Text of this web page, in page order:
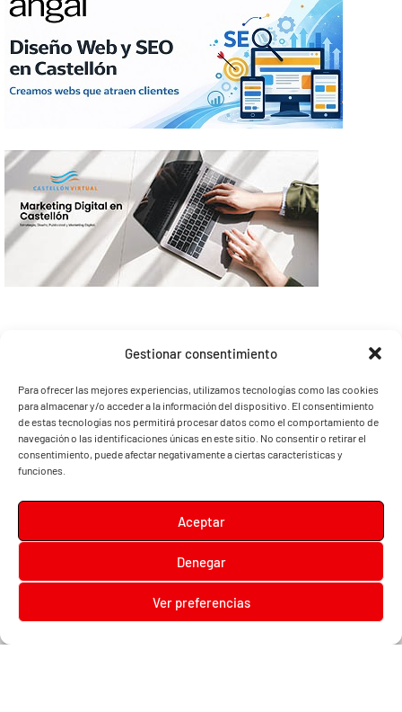
Gestionar consentimiento
Para ofrecer las mejores experiencias, utilizamos tecnologías como las cookies
para almacenar y/o acceder a la información del dispositivo. El consentimiento
de estas tecnologías nos permitirá procesar datos como el comportamiento de
navegación o las identificaciones únicas en este sitio. No consentir o retirar el
consentimiento, puede afectar negativamente a ciertas características y
funciones.
Aceptar
Denegar
Ver preferencias
Diari la Terreta
, un diario digital en el que podrás encontrar noticias de toda la